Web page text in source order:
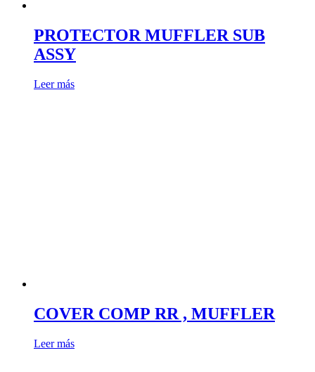
PROTECTOR MUFFLER SUB
ASSY
Leer más
COVER COMP RR , MUFFLER
Leer más